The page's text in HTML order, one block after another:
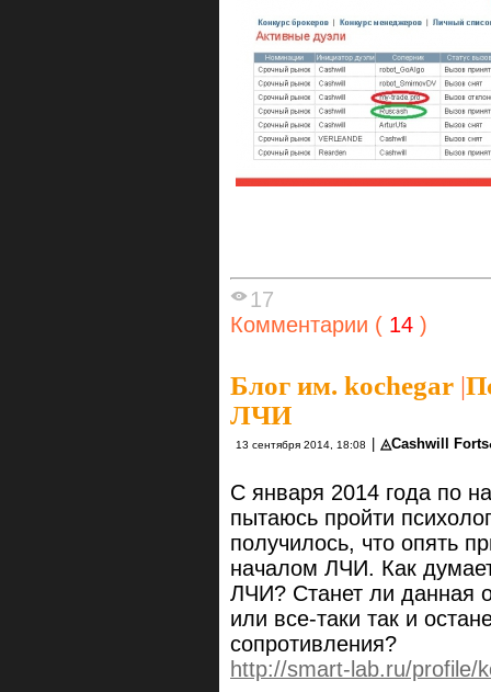
17
Комментарии ( 14 )
Блог им. kochegar |
ЛЧИ
13 сентября 2014, 18:08 ◬Cashwill
С января 2014 года по
пытаюсь пройти
получилось, что опять
началом ЛЧИ. Как
ЛЧИ? Станет ли данная
или все-таки так и
сопротивления?
http://smart-lab.ru/profile/